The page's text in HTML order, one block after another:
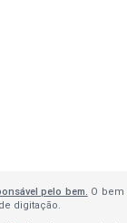
pelo bem. O bem
digitação.